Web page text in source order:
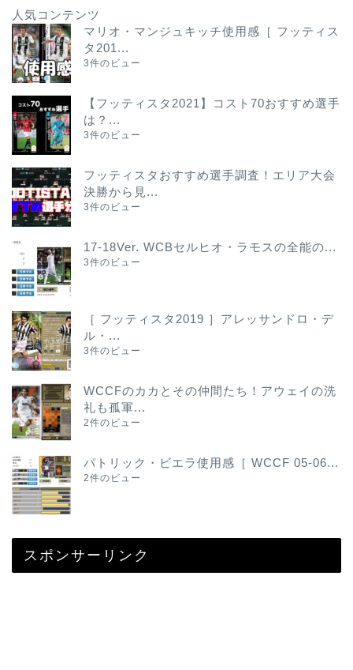
人気コンテンツ
マリオ・マンジュキッチ使用感［ フッティス
タ201...
3件のビュー
【フッティスタ2021】コスト70おすすめ選手
は？...
3件のビュー
フッティスタおすすめ選手調査！エリア大会
決勝から見...
3件のビュー
17-18Ver. WCBセルヒオ・ラモスの全能の...
3件のビュー
［ フッティスタ2019 ］アレッサンドロ・デ
ル・...
3件のビュー
WCCFのカカとその仲間たち！アウェイの洗
礼も孤軍...
2件のビュー
パトリック・ビエラ使用感［ WCCF 05-06...
2件のビュー
スポンサーリンク